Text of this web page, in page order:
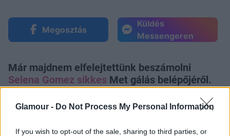
Glamour - Do Not Process My Personal Information
If you wish to opt-out of the sale, sharing to third parties, or
Megosztás
Küldés
Messengeren
Már majdnem elfelejtettünk beszámolni
Selena Gomez sikkes Met gálás belépőjéről.